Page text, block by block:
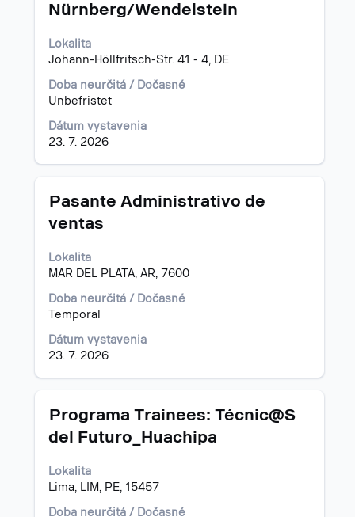
Nürnberg/Wendelstein
Lokalita
Johann-Höllfritsch-Str. 41 - 4, DE
Doba neurčitá / Dočasné
Unbefristet
Dátum vystavenia
23. 7. 2026
zobrazenie
obsahu
informácií
pracovnej
pozícii.
Názov
Pasante Administrativo de
ventas
Lokalita
MAR DEL PLATA, AR, 7600
Doba neurčitá / Dočasné
Temporal
Dátum vystavenia
23. 7. 2026
Stlačte
na
celého
obsahu
informácií
o
pracovnej
pozícii.
Názov
Programa Trainees: Técnic@S
del Futuro_Huachipa
Lokalita
Lima, LIM, PE, 15457
Doba neurčitá / Dočasné
Stlačte
medzerník
na
celého
obsahu
informácií